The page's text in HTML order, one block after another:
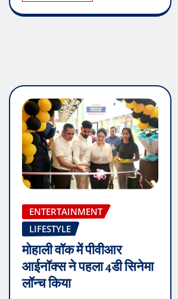
ENTERTAINMENT
LIFESTYLE
मोहाली वॉक में पीवीआर
आईनॉक्स ने पहला 4डी सिनेमा
लॉन्च किया